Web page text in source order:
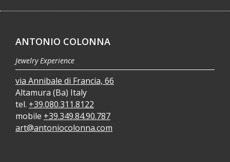
ANTONIO COLONNA
Jewelry Experience
via Annibale di Francia, 66
Altamura (Ba) Italy
tel. +39.080.311.8122
mobile +39.349.84.90.787
art@antoniocolonna.com